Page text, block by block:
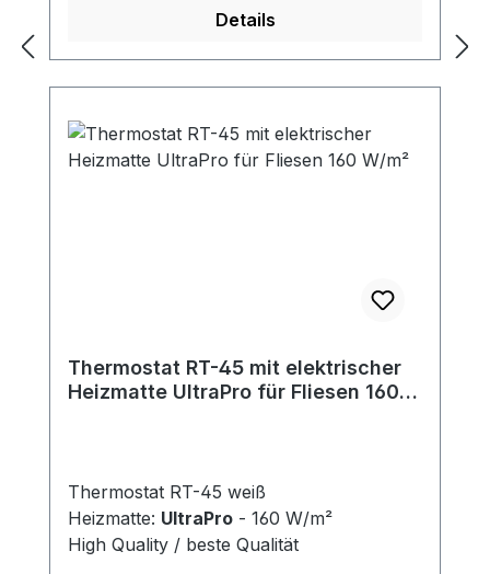
Details
Thermostat RT-45 mit elektrischer
Heizmatte UltraPro für Fliesen 160
Thermostat RT-45 weiß
Heizmatte: UltraPro - 160 W/m²
High Quality / beste Qualität